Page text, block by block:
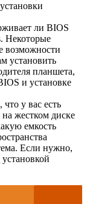
ли BIOS
Некоторые
возможности
установить
планшета,
и установке
что у вас есть
на жестком диске
емкость
Если нужно,